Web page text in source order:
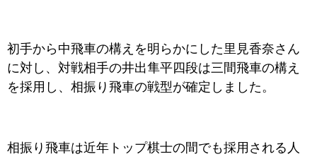
初手から中飛車の構えを明らかにした里見香奈さん
に対し、対戦相手の井出隼平四段は三間飛車の構え
を採用し、相振り飛車の戦型が確定しました。
相振り飛車は近年トップ棋士の間でも採用される人